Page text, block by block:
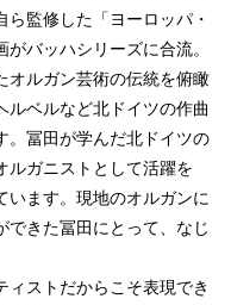
監修した「ヨーロッパ・
バッハシリーズに合流。
オルガン芸術の伝統を俯瞰
ルベルなど北ドイツの作曲
。冨田が学んだ北ドイツの
ルガニストとして活躍を
います。現地のオルガンに
できた冨田にとって、なじ
ィストだからこそ表現でき